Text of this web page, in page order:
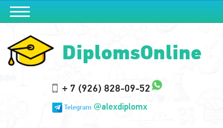
DiplomsOnline
+ 7 (926) 828-09-52
Telegram @alexdiplomx